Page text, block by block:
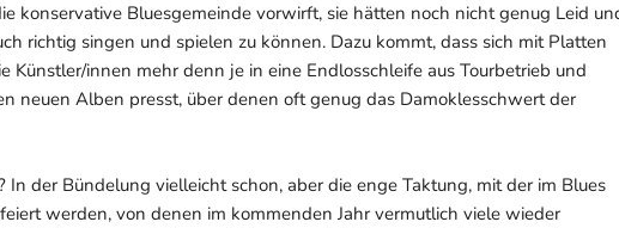
konservative Bluesgemeinde vorwirft, sie hätten noch nicht genug Leid
richtig singen und spielen zu können. Dazu kommt, dass sich mit Platten
Künstler/innen mehr denn je in eine Endlosschleife aus Tourbetrieb und
neuen Alben presst, über denen oft genug das Damoklesschwert der
In der Bündelung vielleicht schon, aber die enge Taktung, mit der im Blues
werden, von denen im kommenden Jahr vermutlich viele wieder